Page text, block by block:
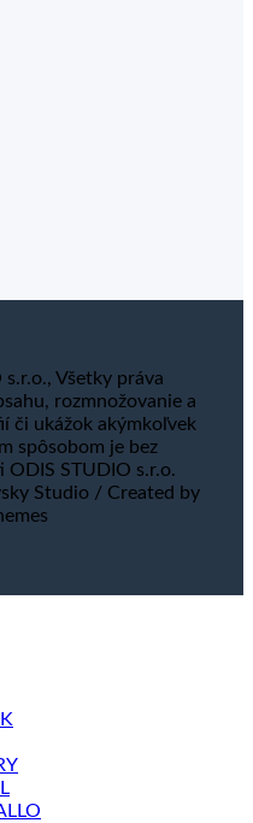
Všetky práva
rozmnožovanie a
či ukážok akýmkoľvek
spôsobom je bez
STUDIO s.r.o.
Studio / Created by